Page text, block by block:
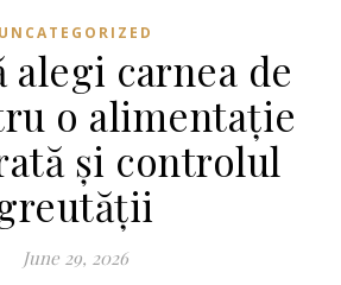
UNCATEGORIZED
alegi carnea de
o alimentație
și controlul
June 29, 2026